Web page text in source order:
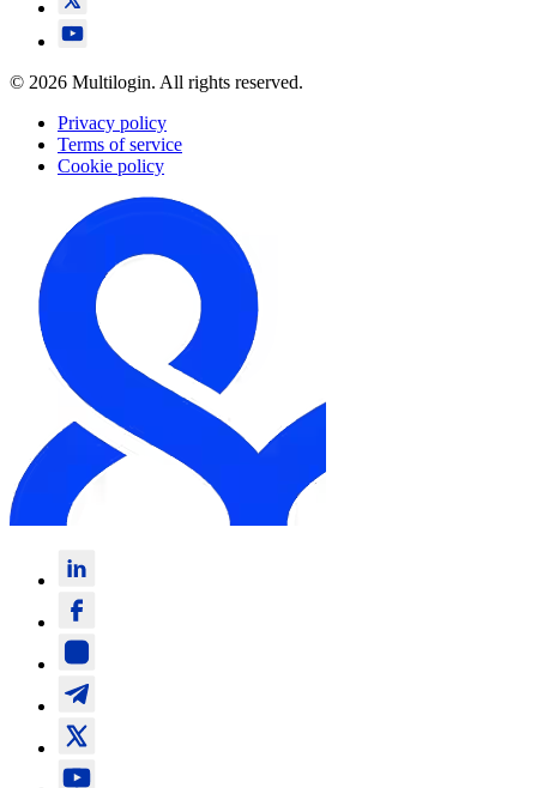
© 2026 Multilogin. All rights reserved.
Privacy policy
Terms of service
Cookie policy